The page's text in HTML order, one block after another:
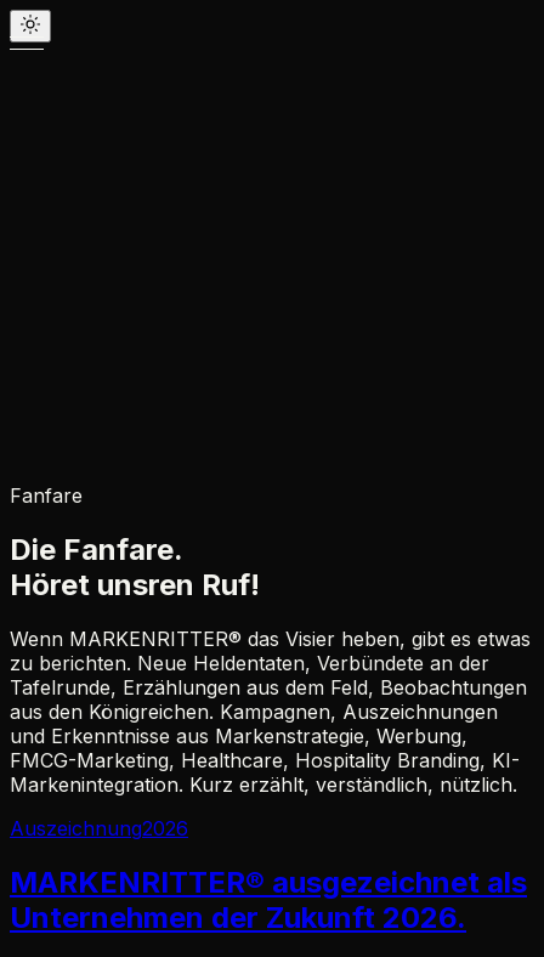
Fanfare
Die Fanfare.
Höret unsren Ruf!
Wenn MARKENRITTER® das Visier heben, gibt es etwas
zu berichten. Neue Heldentaten, Verbündete an der
Tafelrunde, Erzählungen aus dem Feld, Beobachtungen
aus den Königreichen. Kampagnen, Auszeichnungen
und Erkenntnisse aus Markenstrategie, Werbung,
FMCG-Marketing, Healthcare, Hospitality Branding, KI-
Markenintegration. Kurz erzählt, verständlich, nützlich.
Auszeichnung2026
MARKENRITTER® ausgezeichnet als
Unternehmen der Zukunft 2026.